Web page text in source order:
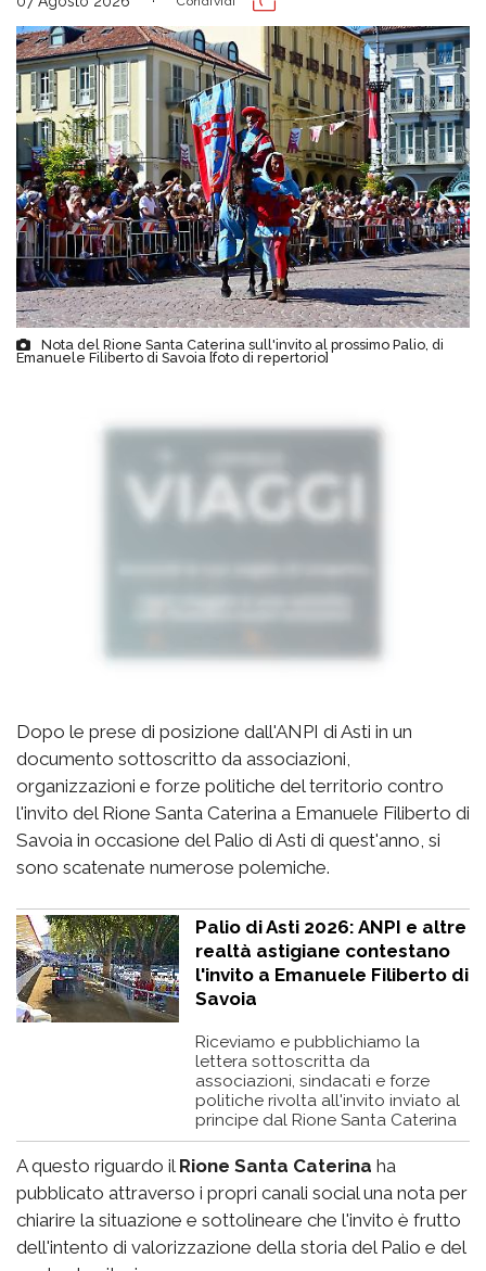
Nota del Rione Santa Caterina sull'invito al prossimo Palio, di
Emanuele Filiberto di Savoia [foto di repertorio]
Dopo le prese di posizione dall'ANPI di Asti in un
documento sottoscritto da associazioni,
organizzazioni e forze politiche del territorio contro
l'invito del Rione Santa Caterina a Emanuele Filiberto di
Savoia in occasione del Palio di Asti di quest'anno, si
sono scatenate numerose polemiche.
Palio di Asti 2026: ANPI e altre
realtà astigiane contestano
l'invito a Emanuele Filiberto di
Savoia
Riceviamo e pubblichiamo la
lettera sottoscritta da
associazioni, sindacati e forze
politiche rivolta all'invito inviato al
principe dal Rione Santa Caterina
A questo riguardo il Rione Santa Caterina ha
pubblicato attraverso i propri canali social una nota per
chiarire la situazione e sottolineare che l'invito è frutto
dell'intento di valorizzazione della storia del Palio e del